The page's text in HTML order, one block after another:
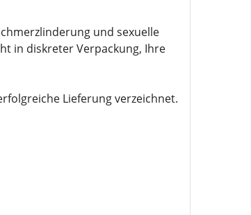
und sexuelle
in diskreter Verpackung, Ihre
Lieferung verzeichnet.